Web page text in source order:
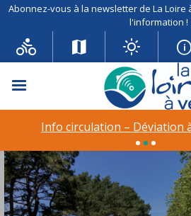
Abonnez-vous à la newsletter de La Loire
l'information !
Menu
Info circulation – Déviation